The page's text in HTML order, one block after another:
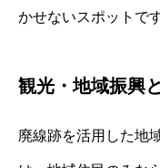
かせないスポットです
観光・地域振興
廃線跡を活用した地